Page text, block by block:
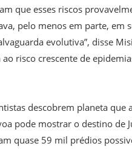
que esses riscos
pelo menos em parte, em
evolutiva”, disse
risco crescente de
descobrem planeta que
pode mostrar o destino de
quase 59 mil prédios